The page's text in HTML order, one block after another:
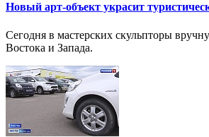
Новый арт-объект украсит
Сегодня в мастерских скульпторы
Востока и Запада.